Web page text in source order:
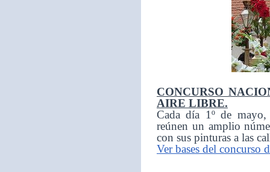
CONCURSO
AIRE LIBRE.
Cada día 1º de mayo,
reúnen un amplio
con sus pinturas a las
Ver bases del concurso